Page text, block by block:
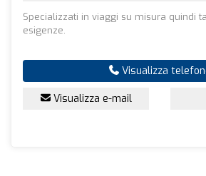
Specializzati in viaggi su misura quindi
esigenze.
Visualizza
Visualizza e-mail